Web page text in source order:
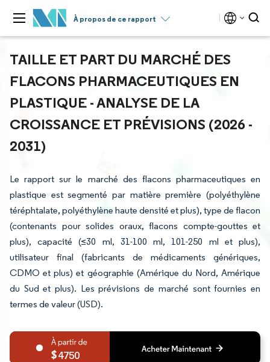
À propos de ce rapport
TAILLE ET PART DU MARCHÉ DES
FLACONS PHARMACEUTIQUES EN
PLASTIQUE - ANALYSE DE LA
CROISSANCE ET PRÉVISIONS (2026 -
2031)
Le rapport sur le marché des flacons pharmaceutiques en
plastique est segmenté par matière première (polyéthylène
téréphtalate, polyéthylène haute densité et plus), type de flacon
(contenants pour solides oraux, flacons compte-gouttes et
plus), capacité (≤30 ml, 31-100 ml, 101-250 ml et plus),
utilisateur final (fabricants de médicaments génériques,
CDMO et plus) et géographie (Amérique du Nord, Amérique
du Sud et plus). Les prévisions de marché sont fournies en
termes de valeur (USD).
4750